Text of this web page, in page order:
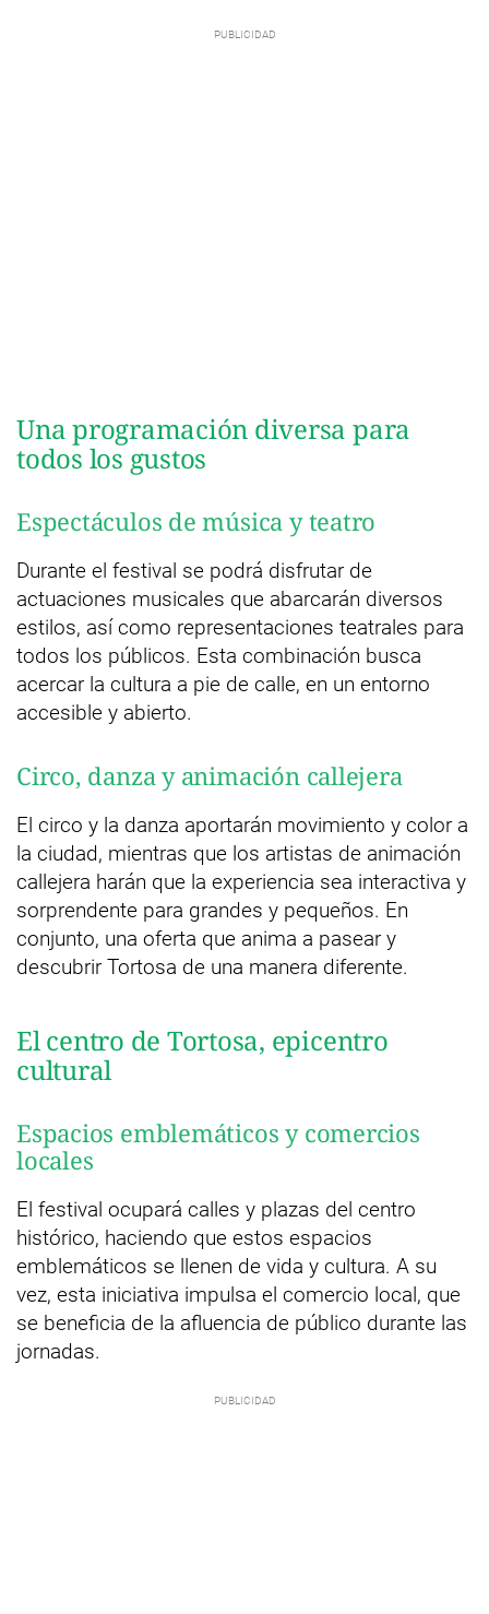
Una programación diversa para
todos los gustos
Espectáculos de música y teatro
Durante el festival se podrá disfrutar de
actuaciones musicales que abarcarán diversos
estilos, así como representaciones teatrales para
todos los públicos. Esta combinación busca
acercar la cultura a pie de calle, en un entorno
accesible y abierto.
Circo, danza y animación callejera
El circo y la danza aportarán movimiento y color a
la ciudad, mientras que los artistas de animación
callejera harán que la experiencia sea interactiva y
sorprendente para grandes y pequeños. En
conjunto, una oferta que anima a pasear y
descubrir Tortosa de una manera diferente.
El centro de Tortosa, epicentro
cultural
Espacios emblemáticos y comercios
locales
El festival ocupará calles y plazas del centro
histórico, haciendo que estos espacios
emblemáticos se llenen de vida y cultura. A su
vez, esta iniciativa impulsa el comercio local, que
se beneficia de la afluencia de público durante las
jornadas.